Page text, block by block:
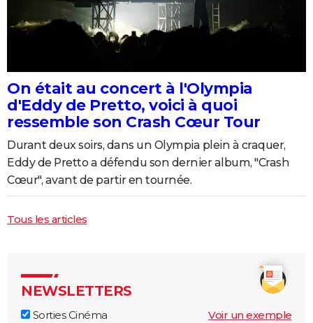
On était au concert à l'Olympia
d'Eddy de Pretto, voici à quoi
ressemble son Crash Cœur Tour
Durant deux soirs, dans un Olympia plein à craquer,
Eddy de Pretto a défendu son dernier album, "Crash
Cœur", avant de partir en tournée.
Tous les articles
NEWSLETTERS
Sorties Cinéma
Voir un exemple